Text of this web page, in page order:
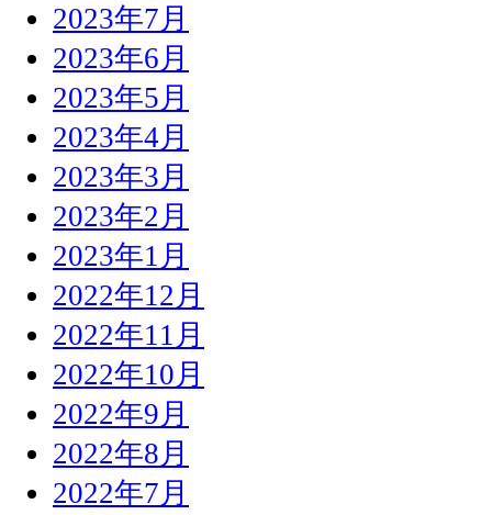
2023年7月
2023年6月
2023年5月
2023年4月
2023年3月
2023年2月
2023年1月
2022年12月
2022年11月
2022年10月
2022年9月
2022年8月
2022年7月